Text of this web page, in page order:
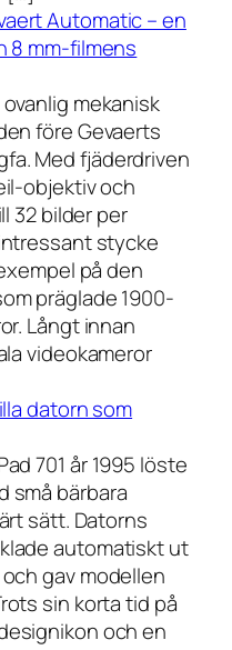
Automatic – en
8 mm-filmens
mekanisk
före Gevaerts
Med fjäderdriven
objektiv och
32 bilder per
stycke
på den
präglade 1900-
Långt innan
videokameror
datorn som
701 år 1995 löste
små bärbara
sätt. Datorns
automatiskt ut
gav modellen
sin korta tid på
och en